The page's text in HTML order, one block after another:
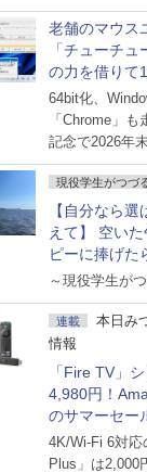
老舗のマウス
「チューチ
の力を借りて
64bit化、
「Chrome」
記念で2026年
現役学生がつづ
【自分なら
えて】 空い
ピーに捧げた
に出会った話
～現役学生が
連載
本日み
情報
「Fire TV」
4,980円！
のサマーセー
4K/Wi-Fi 6対
Plus」は2,000